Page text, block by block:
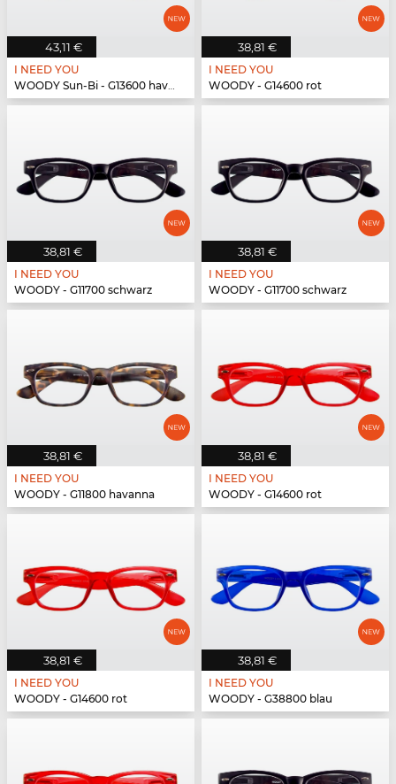
43,11 €
I NEED YOU
WOODY Sun-Bi - G13600 havanna
38,81 €
I NEED YOU
WOODY - G14600 rot
38,81 €
I NEED YOU
WOODY - G11700 schwarz
38,81 €
I NEED YOU
WOODY - G11700 schwarz
38,81 €
I NEED YOU
WOODY - G11800 havanna
38,81 €
I NEED YOU
WOODY - G14600 rot
38,81 €
I NEED YOU
WOODY - G14600 rot
38,81 €
I NEED YOU
WOODY - G38800 blau